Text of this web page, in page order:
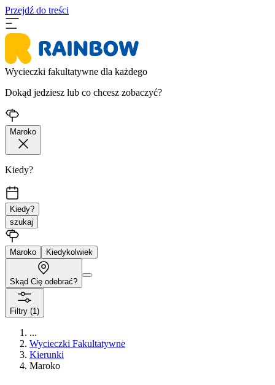
Przejdź do treści
Wycieczki fakultatywne dla każdego
Dokąd jedziesz lub co chcesz zobaczyć?
Maroko
Kiedy?
Kiedy?
szukaj
Maroko Kiedykolwiek
Skąd Cię odebrać?
Filtry (1)
...
Wycieczki Fakultatywne
Kierunki
Maroko